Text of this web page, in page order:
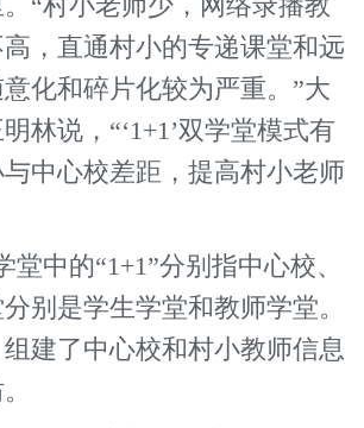
“村小老师少，网络录播教
，直通村小的专递课堂和远
化和碎片化较为严重。”大
林说，“‘1+1’双学堂模式有
中心校差距，提高村小老师
中的“1+1”分别指中心校、
别是学生学堂和教师学堂。
建了中心校和村小教师信息